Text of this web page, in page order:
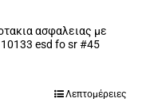
ασφαλειας με
esd fo sr #45
Λεπτομέρειες